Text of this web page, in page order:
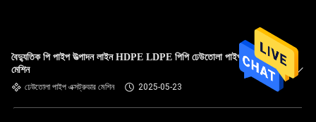
বৈদ্যুতিক পি পাইপ উত্পাদন লাইন HDPE LDPE পিপি ঢেউতোলা পাইপ এক্সট্রুশন
মেশিন
ঢেউতোলা পাইপ এক্সট্রুডার মেশিন 2025-05-23